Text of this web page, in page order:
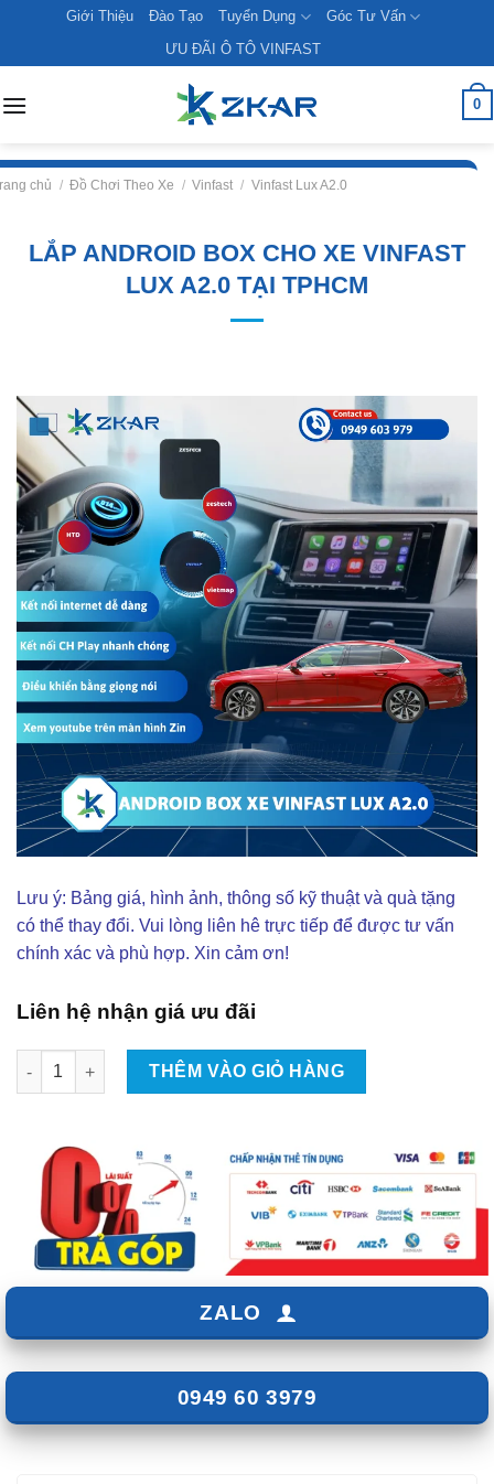
content
Giới Thiệu Đào Tạo Tuyển Dụng
Góc Tư Vấn
ƯU ĐÃI Ô TÔ VINFAST
0
chủ / Đồ Chơi Theo Xe / Vinfast / Vinfast Lux A2.0
LẮP ANDROID BOX CHO XE VINFAST
LUX A2.0 TẠI TPHCM
Lưu ý: Bảng giá, hình ảnh, thông số kỹ thuật và quà tặng
có thể thay đổi. Vui lòng liên hê trực tiếp để được tư vấn
chính xác và phù hợp. Xin cảm ơn!
Liên hệ nhận giá ưu đãi
Lắp Android Box Cho Xe VinFast Lux A2.0 Tại TpHCM số lượng
THÊM VÀO GIỎ HÀNG
ZALO
0949 60 3979